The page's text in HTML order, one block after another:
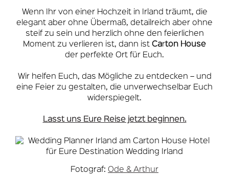
Wenn Ihr von einer Hochzeit in Irland träumt, die
elegant aber ohne Übermaß, detailreich aber ohne
steif zu sein und herzlich ohne den feierlichen
Moment zu verlieren ist, dann ist Carton House
der perfekte Ort für Euch.
Wir helfen Euch, das Mögliche zu entdecken – und
eine Feier zu gestalten, die unverwechselbar Euch
widerspiegelt.
Lasst uns Eure Reise jetzt beginnen.
Fotograf: Ode & Arthur